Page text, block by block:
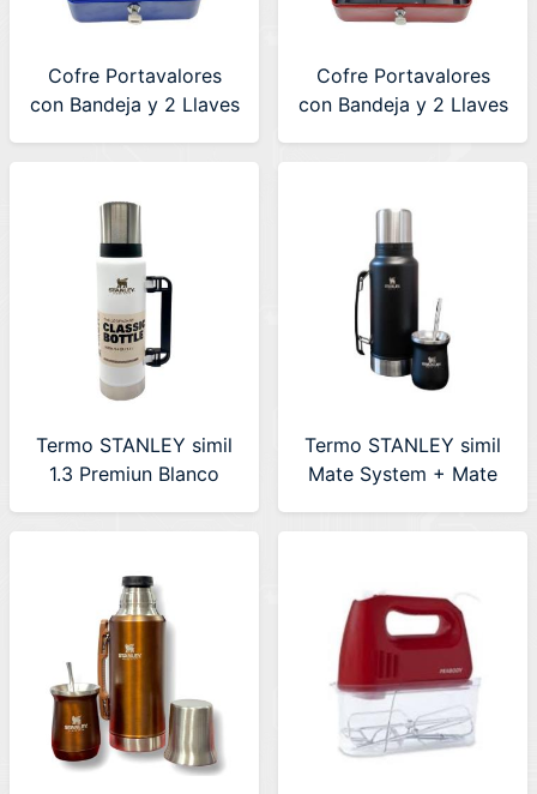
Cofre Portavalores
con Bandeja y 2 Llaves
Cofre Portavalores
con Bandeja y 2 Llaves
Termo STANLEY simil
1.3 Premiun Blanco
Termo STANLEY simil
Mate System + Mate